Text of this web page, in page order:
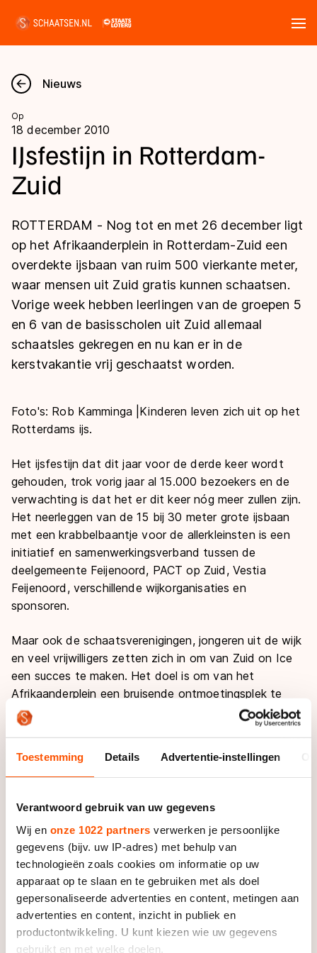
Toestemming Details Advertentie-instellingen
Verantwoord gebruik van uw gegevens
Wij en onze 1022 partners verwerken je persoonlijke
gegevens (bijv. uw IP-adres) met behulp van
technologieën zoals cookies om informatie op uw
apparaat op te slaan en te gebruiken met als doel
gepersonaliseerde advertenties en content, metingen aan
advertenties en content, inzicht in publiek en
productontwikkeling. U kunt kiezen wie uw gegevens
gebruikt en met welke doelen.
Nieuws
Kalender
Disciplines
Langebaan
Shorttrack
Inlineskaten
Kunstschaatsen
Schoonrijden
Natuurijs
Uitslagen
Langebaan
Shorttrack
Marathon
Inlineskaten
Kunstschaatsen
Tijden & historie
Ranglijsten Langebaan
Persoonlijke records & tijden
Historie & statistiek
De weg op
Inschrijven wedstrijden
Deze zomer de weg op
Waar kan ik schaatsen en skaten?
Schaatsfans
Evenementen
Livestreams
Word schaatsfan!
Winacties
Olympische Spelen
Medaille overzicht
Medaillespiegel
Olympische uitslagen
Van Jong tot Goud verhalen
Nieuws
Op
18 december 2010
IJsfestijn in Rotterdam-
Zuid
ROTTERDAM - Nog tot en met 26 december ligt
op het Afrikaanderplein in Rotterdam-Zuid een
overdekte ijsbaan van ruim 500 vierkante meter,
waar mensen uit Zuid gratis kunnen schaatsen.
Vorige week hebben leerlingen van de groepen 5
en 6 van de basisscholen uit Zuid allemaal
schaatsles gekregen en nu kan er in de
kerstvakantie vrij geschaatst worden.
Foto's: Rob Kamminga | Kinderen leven zich uit op het
Rotterdams ijs.
Het ijsfestijn dat dit jaar voor de derde keer wordt
gehouden, trok vorig jaar al 15.000 bezoekers en de
verwachting is dat het er dit keer nóg meer zullen zijn.
Het neerleggen van de 15 bij 30 meter grote ijsbaan
met een krabbelbaantje voor de allerkleinsten is een
initiatief en samenwerkingsverband tussen de
deelgemeente Feijenoord, PACT op Zuid, Vestia
Feijenoord, verschillende wijkorganisaties en
sponsoren.
Maar ook de schaatsverenigingen, jongeren uit de wijk
en veel vrijwilligers zetten zich in om van Zuid on Ice
een succes te maken. Het doel is om van het
Afrikaanderplein een bruisende ontmoetingsplek te
maken (door het jaar heen zijn er nog veel meer
activiteiten) en de band tussen de bewoners, van jong
Leo van Gerven van AdProm die als ‘pleinregisseur’
die de Nederlandse schaats- en ijscultuur (nog) niet zo
goed kennen. Op deze manier willen we ze enthousiast
maken voor de schaatssport en dat stukje cultuur op
hen overbrengen. En doordat alles gratis is, ook het
lenen van de schaatsen is kosteloos, is de drempel
laag en bereiken we iedereen uit de wijk, ook de
mensen die het financieel wat minder hebben.”